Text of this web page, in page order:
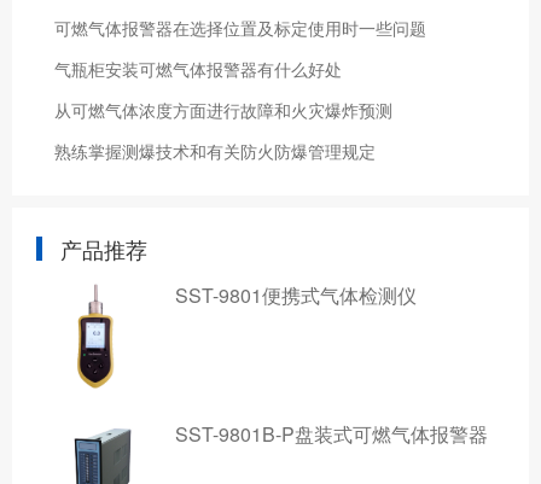
可燃气体报警器在选择位置及标定使用时一些问题
气瓶柜安装可燃气体报警器有什么好处
从可燃气体浓度方面进行故障和火灾爆炸预测
熟练掌握测爆技术和有关防火防爆管理规定
产品推荐
SST-9801便携式气体检测仪
SST-9801B-P盘装式可燃气体报警器